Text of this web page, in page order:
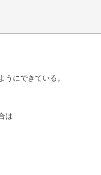
にできている。
は